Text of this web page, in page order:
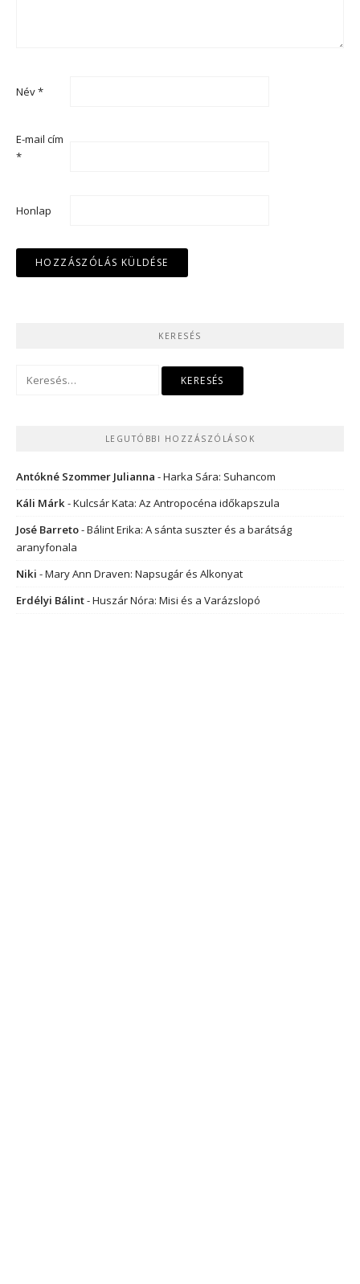
Név*
E-mail cím
*
Honlap
KERESÉS
LEGUTÓBBI HOZZÁSZÓLÁSOK
Antókné Szommer Julianna -Harka Sára: Suhancom
Káli Márk-Kulcsár Kata: Az Antropocéna időkapszula
José Barreto-Bálint Erika: A sánta suszter és a barátság
aranyfonala
Niki -Mary Ann Draven: Napsugár és Alkonyat
Erdélyi Bálint-Huszár Nóra: Misi és a Varázslopó